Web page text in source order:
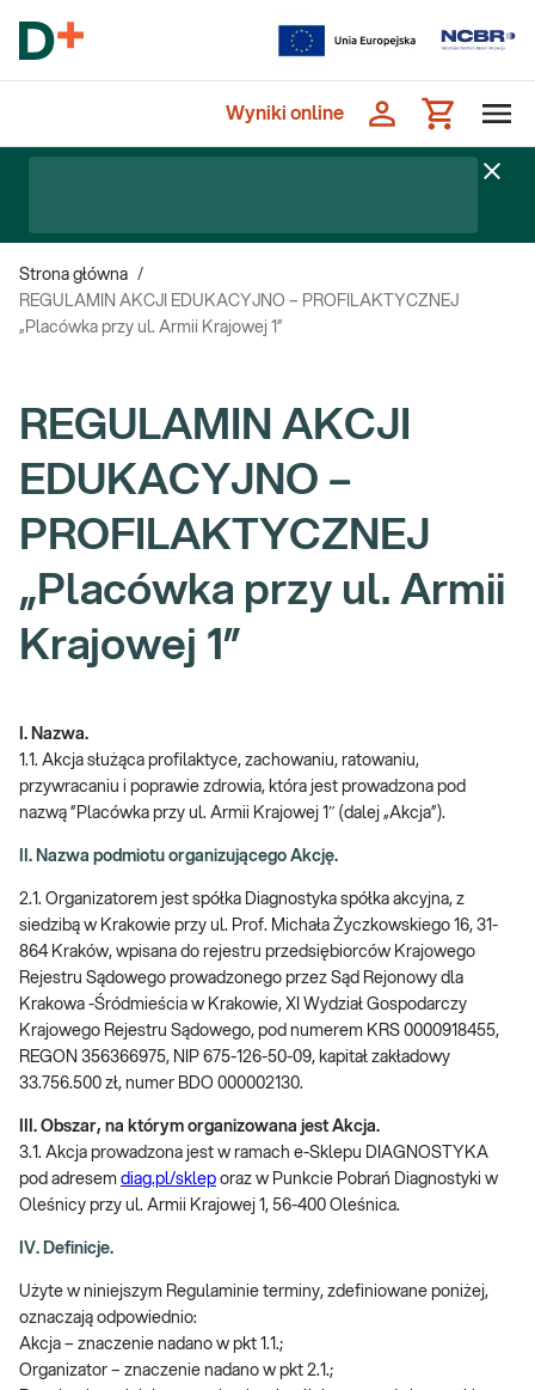
Wyniki online
Strona główna /
REGULAMIN AKCJI EDUKACYJNO – PROFILAKTYCZNEJ
„Placówka przy ul. Armii Krajowej 1”
REGULAMIN AKCJI
EDUKACYJNO –
PROFILAKTYCZNEJ
„Placówka przy ul. Armii
Krajowej 1”
I. Nazwa.
1.1. Akcja służąca profilaktyce, zachowaniu, ratowaniu,
przywracaniu i poprawie zdrowia, która jest prowadzona pod
nazwą ”Placówka przy ul. Armii Krajowej 1″ (dalej „Akcja”).
II. Nazwa podmiotu organizującego Akcję.
2.1. Organizatorem jest spółka Diagnostyka spółka akcyjna, z
siedzibą w Krakowie przy ul. Prof. Michała Życzkowskiego 16, 31-
864 Kraków, wpisana do rejestru przedsiębiorców Krajowego
Rejestru Sądowego prowadzonego przez Sąd Rejonowy dla
Krakowa -Śródmieścia w Krakowie, XI Wydział Gospodarczy
Krajowego Rejestru Sądowego, pod numerem KRS 0000918455,
REGON 356366975, NIP 675-126-50-09, kapitał zakładowy
33.756.500 zł, numer BDO 000002130.
III. Obszar, na którym organizowana jest Akcja.
3.1. Akcja prowadzona jest w ramach e-Sklepu DIAGNOSTYKA
pod adresem diag.pl/sklep oraz w Punkcie Pobrań Diagnostyki w
Oleśnicy przy ul. Armii Krajowej 1, 56-400 Oleśnica.
IV. Definicje.
Użyte w niniejszym Regulaminie terminy, zdefiniowane poniżej,
oznaczają odpowiednio:
Akcja – znaczenie nadano w pkt 1.1.;
Organizator – znaczenie nadano w pkt 2.1.;